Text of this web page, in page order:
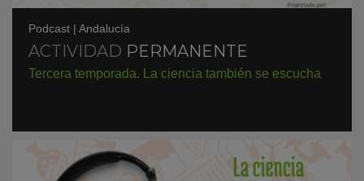
Podcast | Andalucía
ACTIVIDAD PERMANENTE
Tercera temporada. La ciencia también se escucha